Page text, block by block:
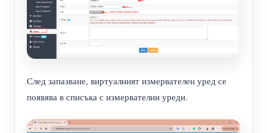
След запазване, виртуалният измервателен уред се
появява в списъка с измервателни уреди.